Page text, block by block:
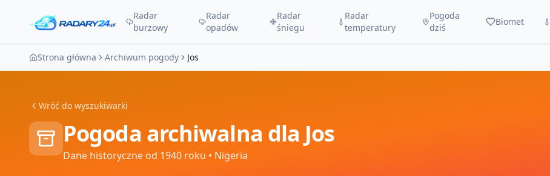
Radar
burzowy
Radar
opadów
Radar
śniegu
Radar
temperatury
Pogoda
dziś
Biomet
Strona główna Archiwum pogody Jos
Wróć do wyszukiwarki
Pogoda archiwalna dla Jos
Dane historyczne od 1940 roku • Nigeria